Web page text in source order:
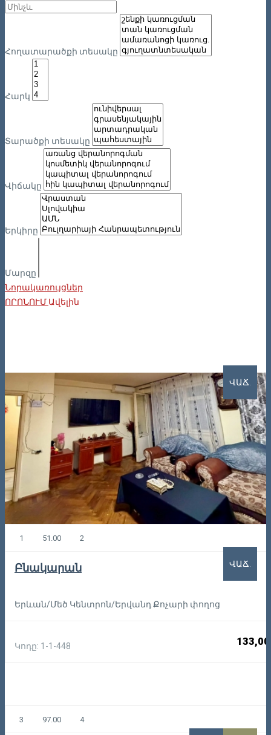
Հողատարածքի տեսակը
Հարկ
Տարածքի տեսակը
Վիճակը
Երկիրը
Մարզը
Նորակառույցներ
ՈՐՈՆՈՒՄ Ավելին
ՎԱՃ.
1 51.00 2
Բնակարան
Երևան/Մեծ Կենտրոն/Երվանդ Քոչարի փողոց
Կոդը: 1-1-448
ՎԱՃ.
3 97.00 4